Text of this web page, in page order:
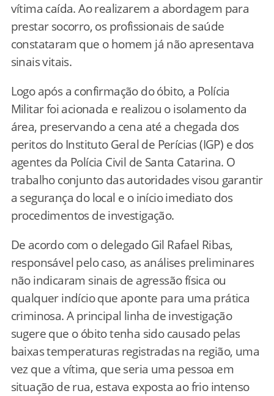
vítima caída. Ao realizarem a abordagem para
prestar socorro, os profissionais de saúde
constataram que o homem já não apresentava
sinais vitais.
Logo após a confirmação do óbito, a Polícia
Militar foi acionada e realizou o isolamento da
área, preservando a cena até a chegada dos
peritos do Instituto Geral de Perícias (IGP) e dos
agentes da Polícia Civil de Santa Catarina. O
trabalho conjunto das autoridades visou garantir
a segurança do local e o início imediato dos
procedimentos de investigação.
De acordo com o delegado Gil Rafael Ribas,
responsável pelo caso, as análises preliminares
não indicaram sinais de agressão física ou
qualquer indício que aponte para uma prática
criminosa. A principal linha de investigação
sugere que o óbito tenha sido causado pelas
baixas temperaturas registradas na região, uma
vez que a vítima, que seria uma pessoa em
situação de rua, estava exposta ao frio intenso